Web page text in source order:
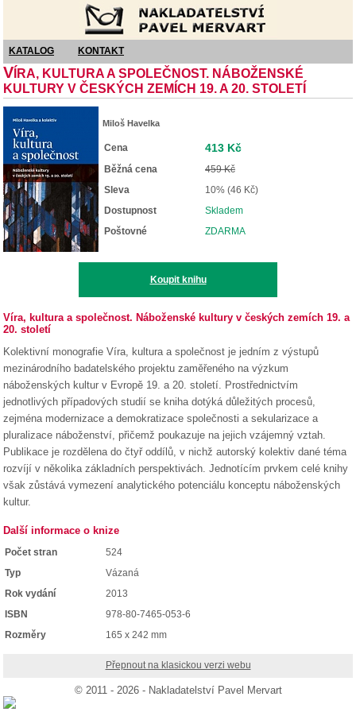
KATALOG KONTAKT
V ÍRA, KULTURA A SPOLEČNOST. NÁBOŽENSKÉ
KULTURY V ČESKÝCH ZEMÍCH 19. A 20. STOLETÍ
Miloš Havelka
Cena 413 Kč
Běžná cena
459 Kč
Sleva
10% (46 Kč)
Dostupnost
Skladem
Poštovné
ZDARMA
Koupit knihu
Víra, kultura a společnost. Náboženské kultury v českých zemích 19. a
20. století
Kolektivní monografie Víra, kultura a společnost je jedním z výstupů
mezinárodního badatelského projektu zaměřeného na výzkum
náboženských kultur v Evropě 19. a 20. století. Prostřednictvím
jednotlivých případových studií se kniha dotýká důležitých procesů,
zejména modernizace a demokratizace společnosti a sekularizace a
pluralizace náboženství, přičemž poukazuje na jejich vzájemný vztah.
Publikace je rozdělena do čtyř oddílů, v nichž autorský kolektiv dané téma
rozvíjí v několika základních perspektivách. Jednotícím prvkem celé knihy
však zůstává vymezení analytického potenciálu konceptu náboženských
kultur.
Další informace o knize
Počet stran
524
Typ
Vázaná
Rok vydání
2013
ISBN
978-80-7465-053-6
Rozměry
165 x 242 mm
Přepnout na klasickou verzi webu
© 2011 - 2026 - Nakladatelství Pavel Mervart